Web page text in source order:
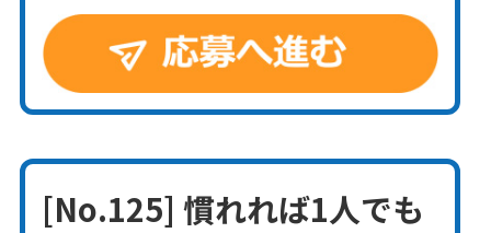
[No.125] 慣れれば1人でも